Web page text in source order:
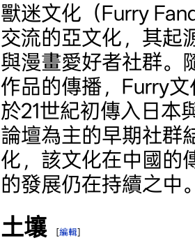
獸迷文化（Furry
交流的亞文化，其起
與漫畫愛好者社群。
作品的傳播，Furry
於21世紀初傳入日本
論壇為主的早期社群
化，該文化在中國的
的發展仍在持續之中
土壤 [編輯]